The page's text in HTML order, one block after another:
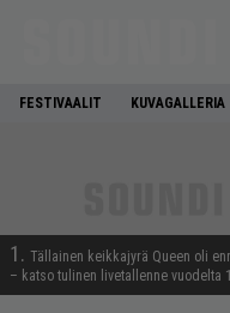
FESTIVAALIT KUVAGALLERIA
1. Tällainen keikkajyrä Queen oli
– katso tulinen livetallenne vuodelta